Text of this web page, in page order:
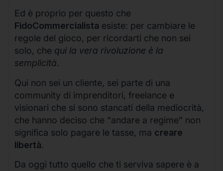
Ed è proprio per questo che
FidoCommercialista esiste: per cambiare le
regole del gioco, per ricordarti che non sei
solo, che qui la vera rivoluzione è la
semplicità.
Qui non sei un cliente, sei parte di una
community di imprenditori, freelance e
visionari che si sono stancati della mediocrità,
che hanno deciso che “andare a regime” non
significa solo pagare le tasse, ma creare
libertà.
Da oggi tutto quello che ti serviva sapere è a